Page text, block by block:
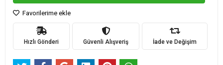
Favorilerime ekle
Hızlı Gönderi Güvenli Alışveriş İade ve Değişim